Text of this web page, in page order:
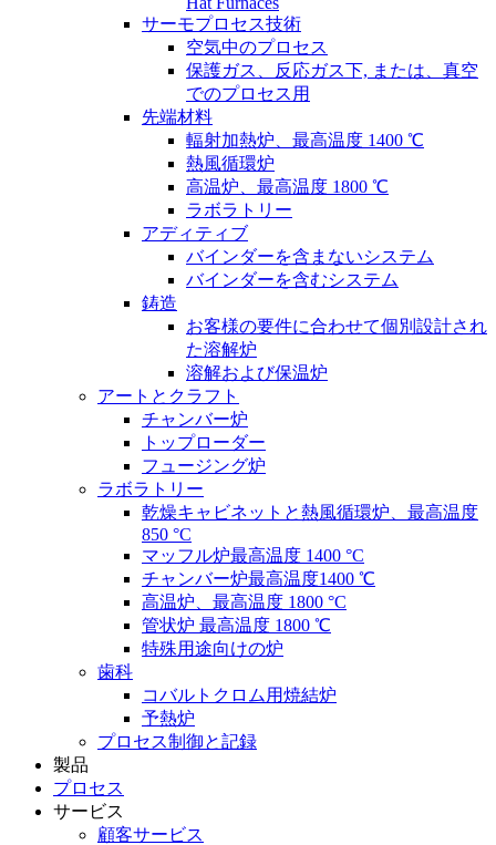
サーモプロセス技術
空気中のプロセス
保護ガス、反応ガス下, または、真空
でのプロセス用
先端材料
輻射加熱炉、最高温度 1400 ℃
熱風循環炉
高温炉、最高温度 1800 ℃
ラボラトリー
アディティブ
バインダーを含まないシステム
バインダーを含むシステム
鋳造
お客様の要件に合わせて個別設計され
た溶解炉
溶解および保温炉
アートとクラフト
チャンバー炉
トップローダー
フュージング炉
ラボラトリー
乾燥キャビネットと熱風循環炉、最高温度
850 °C
マッフル炉最高温度 1400 °C
チャンバー炉最高温度1400 ℃
高温炉、最高温度 1800 °C
管状炉 最高温度 1800 ℃
特殊用途向けの炉
歯科
コバルトクロム用焼結炉
予熱炉
プロセス制御と記録
製品
プロセス
サービス
顧客サービス